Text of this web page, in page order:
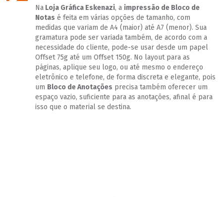
NaLoja Gráfica Eskenazi, a impressão de Bloco de
Notas é feita em várias opções de tamanho, com
medidas que variam de A4 (maior) até A7 (menor). Sua
gramatura pode ser variada também, de acordo com a
necessidade do cliente, pode-se usar desde um papel
Offset 75g até um Offset 150g. No layout para as
páginas, aplique seu logo, ou até mesmo o endereço
eletrônico e telefone, de forma discreta e elegante, pois
um Bloco de Anotações precisa também oferecer um
espaço vazio, suficiente para as anotações, afinal é para
isso que o material se destina.